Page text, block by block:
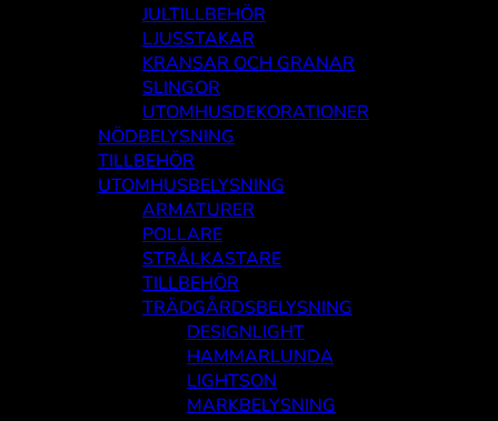
JULTILLBEHÖR
LJUSSTAKAR
KRANSAR OCH GRANAR
SLINGOR
UTOMHUSDEKORATIONER
NÖDBELYSNING
TILLBEHÖR
UTOMHUSBELYSNING
ARMATURER
POLLARE
STRÅLKASTARE
TILLBEHÖR
TRÄDGÅRDSBELYSNING
DESIGNLIGHT
HAMMARLUNDA
LIGHTSON
MARKBELYSNING